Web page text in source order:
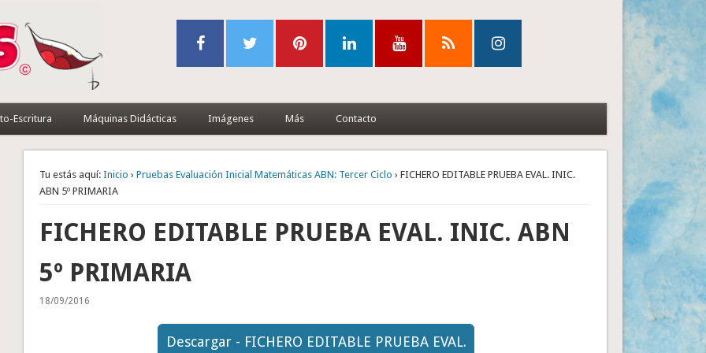
Escritura Máquinas Didácticas Imágenes Más Contacto
Tu estás aquí: Inicio ›Pruebas Evaluación Inicial Matemáticas ABN: Tercer Ciclo › FICHERO EDITABLE PRUEBA EVAL. INIC.
ABN 5º PRIMARIA
FICHERO EDITABLE PRUEBA EVAL. INIC. ABN
5º PRIMARIA
18/09/2016
Descargar - FICHERO EDITABLE PRUEBA EVAL.